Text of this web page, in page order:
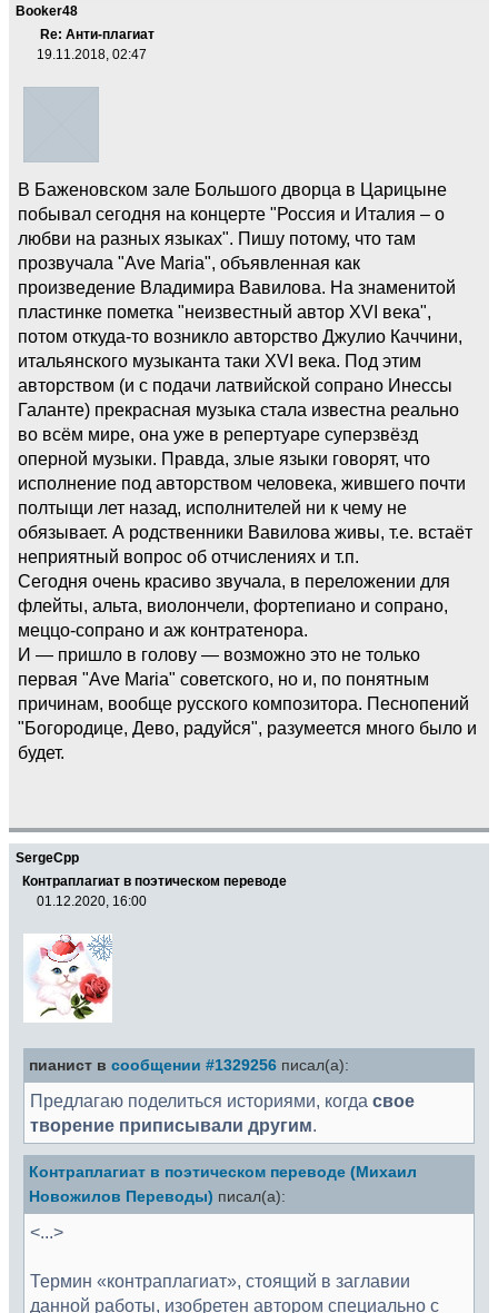
Booker48
Re: Анти-плагиат
19.11.2018, 02:47
В Баженовском зале Большого дворца в Царицыне
побывал сегодня на концерте "Россия и Италия – о
любви на разных языках". Пишу потому, что там
прозвучала "Ave Maria", объявленная как
произведение Владимира Вавилова. На знаменитой
пластинке пометка "неизвестный автор XVI века",
потом откуда-то возникло авторство Джулио Каччини,
итальянского музыканта таки XVI века. Под этим
авторством (и с подачи латвийской сопрано Инессы
Галанте) прекрасная музыка стала известна реально
во всём мире, она уже в репертуаре суперзвёзд
оперной музыки. Правда, злые языки говорят, что
исполнение под авторством человека, жившего почти
полтыщи лет назад, исполнителей ни к чему не
обязывает. А родственники Вавилова живы, т.е. встаёт
неприятный вопрос об отчислениях и т.п.
Сегодня очень красиво звучала, в переложении для
флейты, альта, виолончели, фортепиано и сопрано,
меццо-сопрано и аж контратенора.
И — пришло в голову — возможно это не только
первая "Ave Maria" советского, но и, по понятным
причинам, вообще русского композитора. Песнопений
"Богородице, Дево, радуйся", разумеется много было и
будет.
SergeCpp
Контраплагиат в поэтическом переводе
01.12.2020, 16:00
пианист в сообщении #1329256 писал(а):
Предлагаю поделиться историями, когда свое
творение приписывали другим.
Контраплагиат в поэтическом переводе (Михаил
Новожилов Переводы) писал(а):
<...>
Термин «контраплагиат», стоящий в заглавии
данной работы, изобретен автором специально с